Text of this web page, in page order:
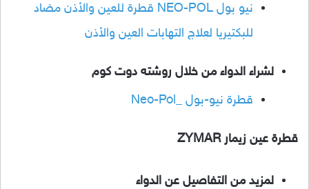
نيو بول NEO-POL قطرة للعين والأذن مضاد
للبكتيريا لعلاج التهابات العين والأذن
لشراء الدواء من خلال روشته دوت كوم
قطرة نيو-بول _Neo-Pol
قطرة عين زيمار ZYMAR
لمزيد من التفاصيل عن الدواء